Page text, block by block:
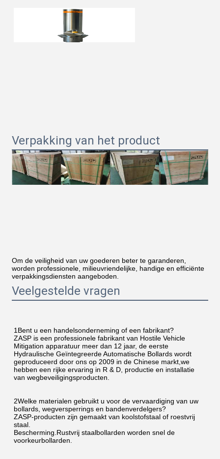
Verpakking van het product
Om de veiligheid van uw goederen beter te garanderen,
worden professionele, milieuvriendelijke, handige en efficiënte
verpakkingsdiensten aangeboden.
Veelgestelde vragen
1Bent u een handelsonderneming of een fabrikant?
ZASP is een professionele fabrikant van Hostile Vehicle
Mitigation apparatuur meer dan 12 jaar, de eerste
Hydraulische Geïntegreerde Automatische Bollards wordt
geproduceerd door ons op 2009 in de Chinese markt,we
hebben een rijke ervaring in R & D, productie en installatie
van wegbeveiligingsproducten.
2Welke materialen gebruikt u voor de vervaardiging van uw
bollards, wegversperrings en bandenverdelgers?
ZASP-producten zijn gemaakt van koolstofstaal of roestvrij
staal.
Bescherming.Rustvrij staalbollarden worden snel de
voorkeurbollarden.